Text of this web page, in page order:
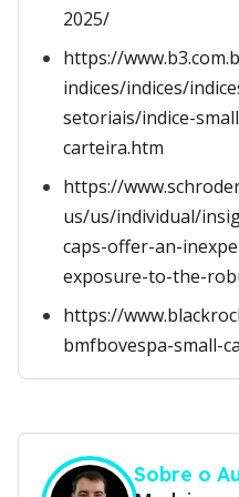
2025/
https://
indices/indices/
setoriais/indice-
carteira.htm
https://
us/us/individual/
caps-offer-an-
exposure-to-the-
https://
bmfbovespa-small-
Sobre o